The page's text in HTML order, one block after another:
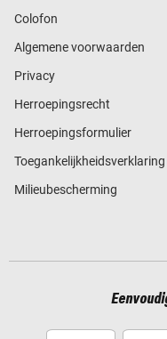
Colofon
Algemene voorwaarden
Privacy
Herroepingsrecht
Herroepingsformulier
Toegankelijkheidsverklaring
Milieubescherming